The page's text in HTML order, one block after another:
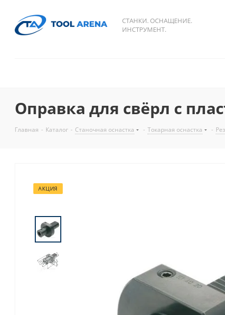
СТАНКИ. ОСНАЩЕНИЕ.
ИНСТРУМЕНТ.
Оправка для свёрл с
Главная - Каталог - Станочная оснастка - Токарная оснастка -
АКЦИЯ